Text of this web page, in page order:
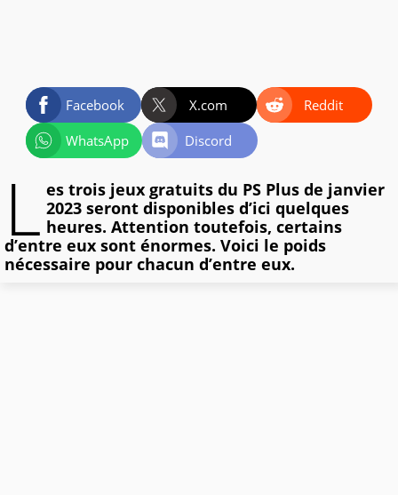
Facebook X.com
Reddit
WhatsApp
Discord
L es trois jeux gratuits du PS Plus de janvier
2023 seront disponibles d’ici quelques
heures. Attention toutefois, certains
d’entre eux sont énormes. Voici le poids
nécessaire pour chacun d’entre eux.